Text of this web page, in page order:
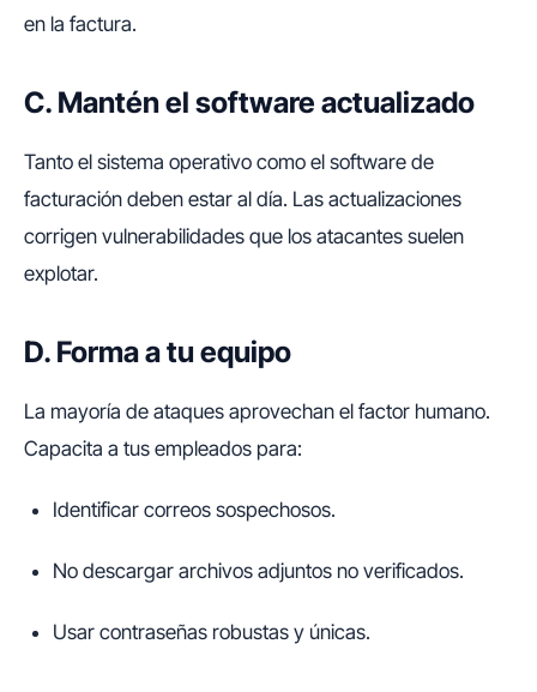
en la factura.
C. Mantén el software actualizado
Tanto el sistema operativo como el software de
facturación deben estar al día. Las actualizaciones
corrigen vulnerabilidades que los atacantes suelen
explotar.
D. Forma a tu equipo
La mayoría de ataques aprovechan el factor humano.
Capacita a tus empleados para:
Identificar correos sospechosos.
No descargar archivos adjuntos no verificados.
Usar contraseñas robustas y únicas.